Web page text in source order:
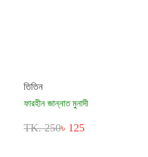
তিতিন
ফারহীন জান্নাত মুনাদী
TK. 250৳ 125